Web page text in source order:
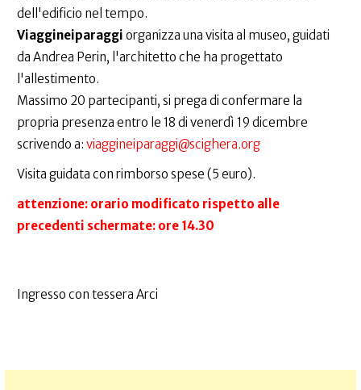
dell'edificio nel tempo.
Viaggineiparaggi organizza una visita al museo, guidati
da Andrea Perin, l'architetto che ha progettato
l'allestimento.
Massimo 20 partecipanti, si prega di confermare la
propria presenza entro le 18 di venerdì 19 dicembre
scrivendo a: viaggineiparaggi@scighera.org
Visita guidata con rimborso spese (5 euro).
attenzione: orario modificato rispetto alle
precedenti schermate: ore 14.30
Ingresso con tessera Arci